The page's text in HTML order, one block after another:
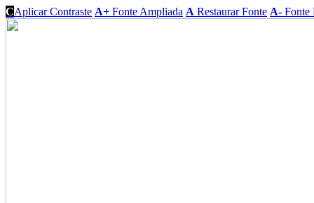
CAplicar Contraste A+ Fonte Ampliada A Restaurar Fonte A- Fonte